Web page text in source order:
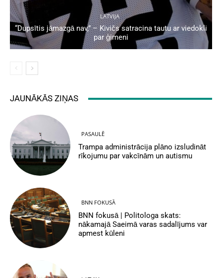
LATVIJA
“Dupsītis jāmazgā nav,” – Kivičs satracina tautu ar viedokli
par ģimeni
JAUNĀKĀS ZIŅAS
PASAULĒ
Trampa administrācija plāno izsludināt
rīkojumu par vakcīnām un autismu
BNN FOKUSĀ
BNN fokusā | Politologa skats:
nākamajā Saeimā varas sadalījums var
apmest kūleni